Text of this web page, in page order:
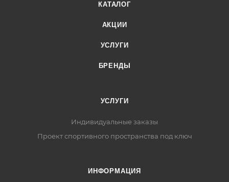
КАТАЛОГ
АКЦИИ
УСЛУГИ
БРЕНДЫ
УСЛУГИ
Индивидуальные заказы
Проект спортивного пространства под ключ
ИНФОРМАЦИЯ